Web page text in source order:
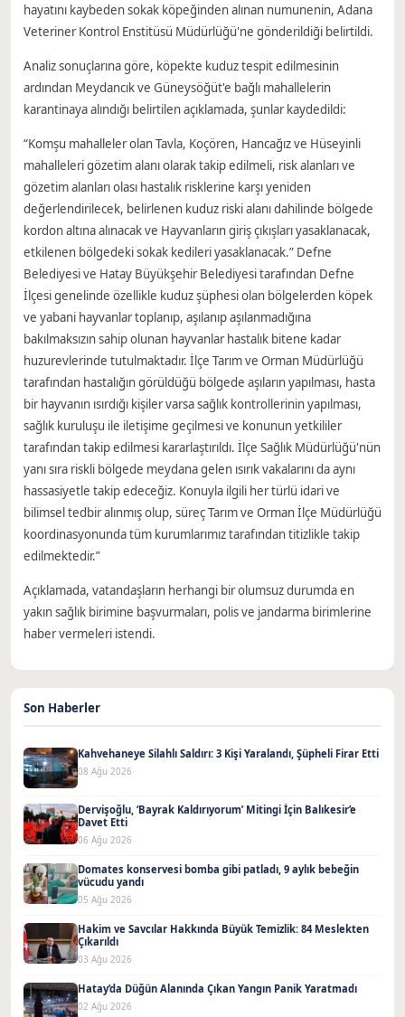
hayatını kaybeden sokak köpeğinden alınan numunenin, Adana
Veteriner Kontrol Enstitüsü Müdürlüğü'ne gönderildiği belirtildi.
Analiz sonuçlarına göre, köpekte kuduz tespit edilmesinin
ardından Meydancık ve Güneysöğüt'e bağlı mahallelerin
karantinaya alındığı belirtilen açıklamada, şunlar kaydedildi:
“Komşu mahalleler olan Tavla, Koçören, Hancağız ve Hüseyinli
mahalleleri gözetim alanı olarak takip edilmeli, risk alanları ve
gözetim alanları olası hastalık risklerine karşı yeniden
değerlendirilecek, belirlenen kuduz riski alanı dahilinde bölgede
kordon altına alınacak ve Hayvanların giriş çıkışları yasaklanacak,
etkilenen bölgedeki sokak kedileri yasaklanacak.” Defne
Belediyesi ve Hatay Büyükşehir Belediyesi tarafından Defne
İlçesi genelinde özellikle kuduz şüphesi olan bölgelerden köpek
ve yabani hayvanlar toplanıp, aşılanıp aşılanmadığına
bakılmaksızın sahip olunan hayvanlar hastalık bitene kadar
huzurevlerinde tutulmaktadır. İlçe Tarım ve Orman Müdürlüğü
tarafından hastalığın görüldüğü bölgede aşıların yapılması, hasta
bir hayvanın ısırdığı kişiler varsa sağlık kontrollerinin yapılması,
sağlık kuruluşu ile iletişime geçilmesi ve konunun yetkililer
tarafından takip edilmesi kararlaştırıldı. İlçe Sağlık Müdürlüğü'nün
yanı sıra riskli bölgede meydana gelen ısırık vakalarını da aynı
hassasiyetle takip edeceğiz. Konuyla ilgili her türlü idari ve
bilimsel tedbir alınmış olup, süreç Tarım ve Orman İlçe Müdürlüğü
koordinasyonunda tüm kurumlarımız tarafından titizlikle takip
edilmektedir.”
Açıklamada, vatandaşların herhangi bir olumsuz durumda en
yakın sağlık birimine başvurmaları, polis ve jandarma birimlerine
haber vermeleri istendi.
Son Haberler
Kahvehaneye Silahlı Saldırı: 3 Kişi Yaralandı, Şüpheli Firar Etti
08 Ağu 2026
Dervişoğlu, ‘Bayrak Kaldırıyorum’ Mitingi İçin Balıkesir’e
Davet Etti
06 Ağu 2026
Domates konservesi bomba gibi patladı, 9 aylık bebeğin
vücudu yandı
05 Ağu 2026
Hakim ve Savcılar Hakkında Büyük Temizlik: 84 Meslekten
Çıkarıldı
03 Ağu 2026
Hatay’da Düğün Alanında Çıkan Yangın Panik Yaratmadı
02 Ağu 2026